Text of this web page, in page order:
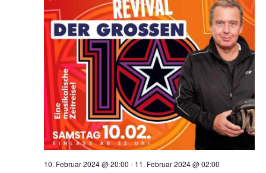
10. Februar 2024 @ 20:00 - 11. Februar 2024 @ 02:00